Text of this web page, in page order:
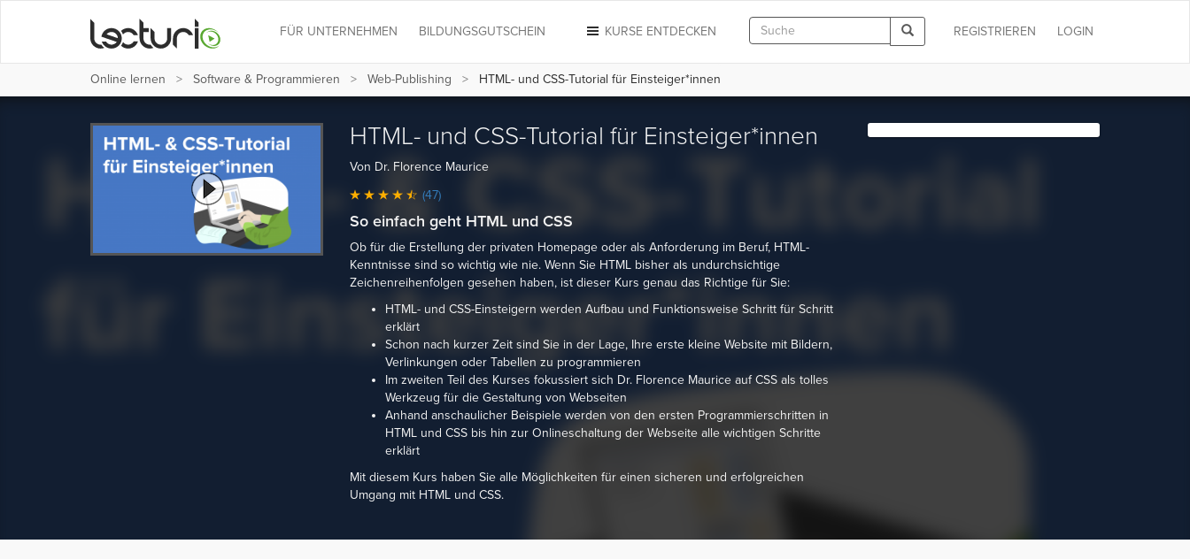
LOGIN
REGISTRIEREN
KURSE ENTDECKEN
FÜR UNTERNEHMEN BILDUNGSGUTSCHEIN
Online lernen Software & Programmieren Web-Publishing HTML- und CSS-Tutorial für Einsteiger*innen
HTML- und CSS-Tutorial für Einsteiger*innen
Von Dr. Florence Maurice
(47)
So einfach geht HTML und CSS
Ob für die Erstellung der privaten Homepage oder als Anforderung im Beruf, HTML-
Kenntnisse sind so wichtig wie nie. Wenn Sie HTML bisher als undurchsichtige
Zeichenreihenfolgen gesehen haben, ist dieser Kurs genau das Richtige für Sie:
HTML- und CSS-Einsteigern werden Aufbau und Funktionsweise Schritt für Schritt
erklärt
Schon nach kurzer Zeit sind Sie in der Lage, Ihre erste kleine Website mit Bildern,
Verlinkungen oder Tabellen zu programmieren
Im zweiten Teil des Kurses fokussiert sich Dr. Florence Maurice auf CSS als tolles
Werkzeug für die Gestaltung von Webseiten
Anhand anschaulicher Beispiele werden von den ersten Programmierschritten in
HTML und CSS bis hin zur Onlineschaltung der Webseite alle wichtigen Schritte
erklärt
Mit diesem Kurs haben Sie alle Möglichkeiten für einen sicheren und erfolgreichen
Umgang mit HTML und CSS.